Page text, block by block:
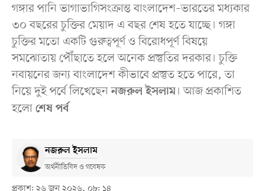
গঙ্গার পানি ভাগাভাগিসংক্রান্ত বাংলাদেশ–ভারতের মধ্যকার
৩০ বছরের চুক্তির মেয়াদ এ বছর শেষ হতে যাচ্ছে। গঙ্গা
চুক্তির মতো একটি গুরুত্বপূর্ণ ও বিরোধপূর্ণ বিষয়ে
সমঝোতায় পৌঁছাতে হলে অনেক প্রস্তুতির দরকার। চুক্তি
নবায়নের জন্য বাংলাদেশ কীভাবে প্রস্তুত হতে পারে, তা
নিয়ে দুই পর্বে লিখেছেননজরুল ইসলাম। আজ প্রকাশিত
হলো শেষ পর্ব
নজরুল ইসলাম
অর্থনীতিবিদ ও গবেষক